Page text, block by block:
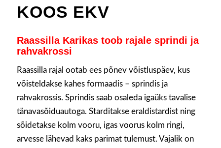
KOOS EKV
Raassilla Karikas toob rajale sprindi ja
rahvakrossi
Raassilla rajal ootab ees põnev võistluspäev, kus
võisteldakse kahes formaadis – sprindis ja
rahvakrossis. Sprindis saab osaleda igaüks tavalise
tänavasõiduautoga. Starditakse eraldistardist ning
sõidetakse kolm vooru, igas voorus kolm ringi,
arvesse lähevad kaks parimat tulemust. Vajalik on